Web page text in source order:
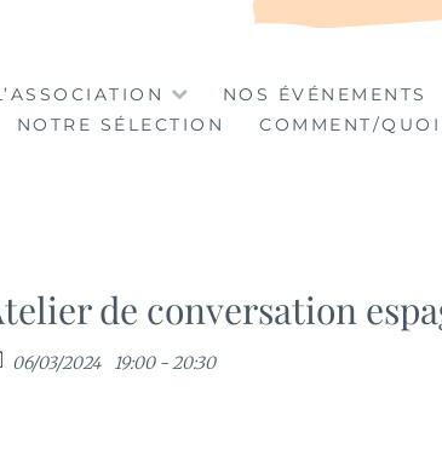
DES MATIÈRES
NOS ÉVÉNEMENTS
NOTRE SÉLECTION
COMMENT/
de conversation
06/03/2024 19:00 - 20:30